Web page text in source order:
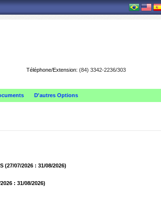
Téléphone/Extension: (84) 3342-2236/303
D'autres Options
(27/07/2026 : 31/08/2026)
: 31/08/2026)